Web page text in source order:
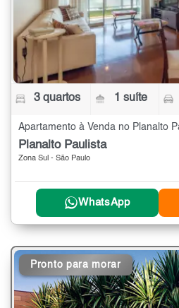
3 quartos 1 suíte
Planalto Paulista
Zona Sul - São Paulo
WhatsApp
Pronto para morar